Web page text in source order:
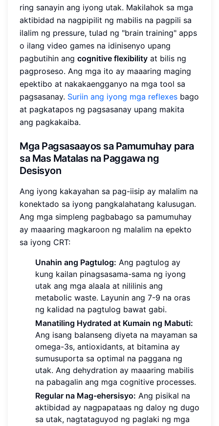
ring sanayin ang iyong utak. Makilahok sa mga
aktibidad na nagpipilit ng mabilis na pagpili sa
ilalim ng pressure, tulad ng "brain training" apps
o ilang video games na idinisenyo upang
pagbutihin ang cognitive flexibility at bilis ng
pagproseso. Ang mga ito ay maaaring maging
epektibo at nakakaengganyo na mga tool sa
pagsasanay. Suriin ang iyong mga reflexes bago
at pagkatapos ng pagsasanay upang makita
ang pagkakaiba.
Mga Pagsasaayos sa Pamumuhay para
sa Mas Matalas na Paggawa ng
Desisyon
Ang iyong kakayahan sa pag-iisip ay malalim na
konektado sa iyong pangkalahatang kalusugan.
Ang mga simpleng pagbabago sa pamumuhay
ay maaaring magkaroon ng malalim na epekto
sa iyong CRT:
Unahin ang Pagtulog: Ang pagtulog ay
kung kailan pinagsasama-sama ng iyong
utak ang mga alaala at nililinis ang
metabolic waste. Layunin ang 7-9 na oras
ng kalidad na pagtulog bawat gabi.
Manatiling Hydrated at Kumain ng Mabuti:
Ang isang balanseng diyeta na mayaman sa
omega-3s, antioxidants, at bitamina ay
sumusuporta sa optimal na paggana ng
utak. Ang dehydration ay maaaring mabilis
na pabagalin ang mga cognitive processes.
Regular na Mag-ehersisyo: Ang pisikal na
aktibidad ay nagpapataas ng daloy ng dugo
sa utak, nagtataguyod ng paglaki ng mga